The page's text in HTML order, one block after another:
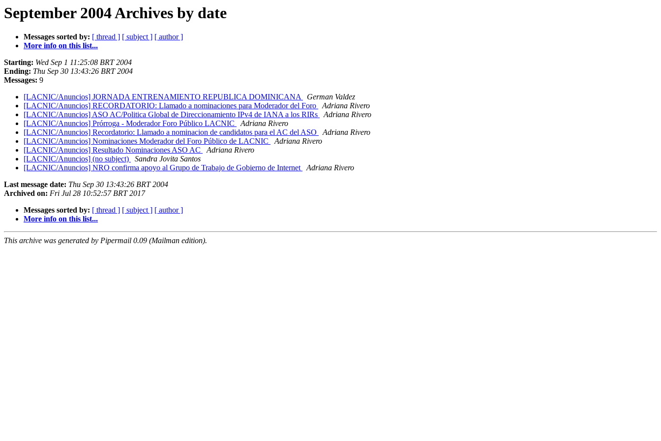
September 2004 Archives by date
Messages sorted by: [ thread ] [ subject ] [ author ]
More info on this list...
Starting: Wed Sep 1 11:25:08 BRT 2004
Ending: Thu Sep 30 13:43:26 BRT 2004
Messages: 9
[LACNIC/Anuncios] JORNADA ENTRENAMIENTO REPUBLICA DOMINICANA
German Valdez
[LACNIC/Anuncios] RECORDATORIO: Llamado a nominaciones para Moderador del Foro
Adriana Rivero
[LACNIC/Anuncios] ASO AC/Politica Global de Direccionamiento IPv4 de IANA a los RIRs
Adriana Rivero
[LACNIC/Anuncios] Prórroga - Moderador Foro Público LACNIC
Adriana Rivero
[LACNIC/Anuncios] Recordatorio: Llamado a nominacion de candidatos para el AC del ASO
Adriana Rivero
[LACNIC/Anuncios] Nominaciones Moderador del Foro Público de LACNIC
Adriana Rivero
[LACNIC/Anuncios] Resultado Nominaciones ASO AC
Adriana Rivero
[LACNIC/Anuncios] (no subject)
Sandra Jovita Santos
[LACNIC/Anuncios] NRO confirma apoyo al Grupo de Trabajo de Gobierno de Internet
Adriana Rivero
Last message date: Thu Sep 30 13:43:26 BRT 2004
Archived on: Fri Jul 28 10:52:57 BRT 2017
Messages sorted by: [ thread ] [ subject ] [ author ]
More info on this list...
This archive was generated by Pipermail 0.09 (Mailman edition).